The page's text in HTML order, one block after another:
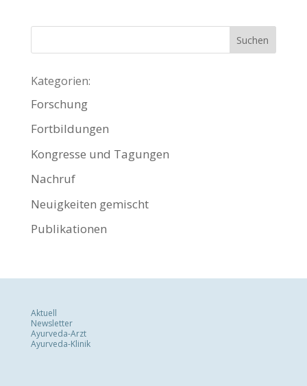
Kategorien:
Forschung
Fortbildungen
Kongresse und Tagungen
Nachruf
Neuigkeiten gemischt
Publikationen
Aktuell
Newsletter
Ayurveda-Arzt
Ayurveda-Klinik